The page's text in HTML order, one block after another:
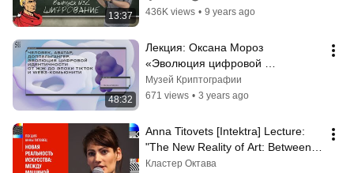
13:37
436K views • 9 years ago
48:32
Лекция: Оксана Мороз
«Эволюция цифровой
идентичности от ЖЖ до эпохи
TikTok и web 3-комьюнити»
Музей Криптографии
671 views • 3 years ago
Anna Titovets [Intektra] Lecture:
"The New Reality of Art: Between
Machine and Human"
Кластер Октава